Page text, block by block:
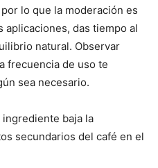
lo que la moderación es
aplicaciones, das tiempo al
natural. Observar
frecuencia de uso te
sea necesario.
baja la
secundarios del café en el